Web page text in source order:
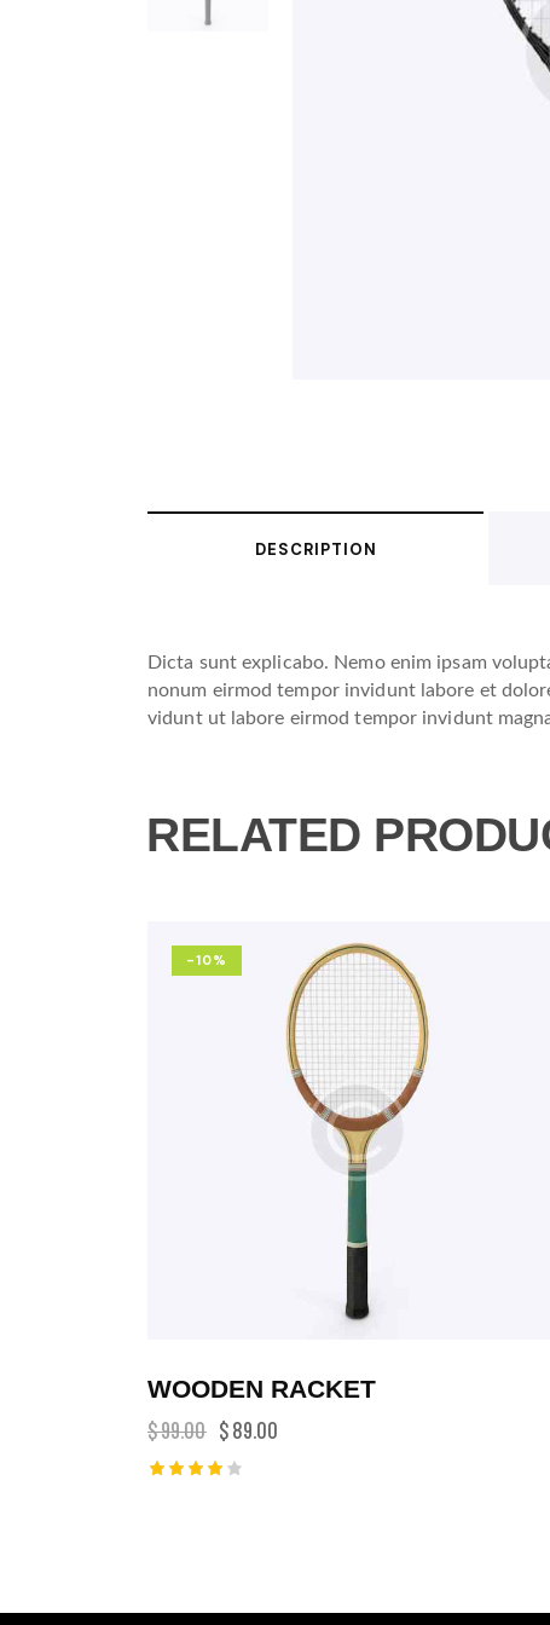
DESCRIPTION
Dicta sunt explicabo. Nemo enim ipsam
nonum eirmod tempor invidunt labore et
vidunt ut labore eirmod tempor invidunt
RELATED
-10%
WOODEN RACKET
$99.00 $89.00